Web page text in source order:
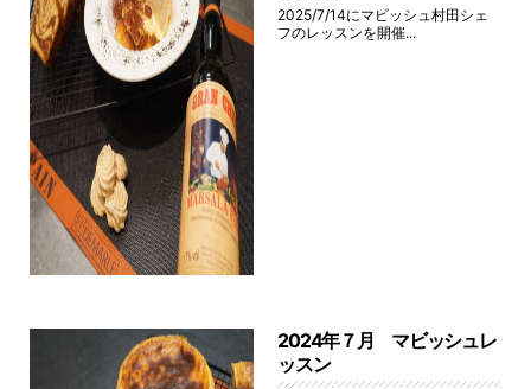
2025/7/14にマビッシュ村田シェ
フのレッスンを開催...
2024年７月 マビッシュレ
ッスン